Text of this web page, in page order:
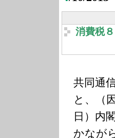
消費税
共同通
と、（
日）内
かなが